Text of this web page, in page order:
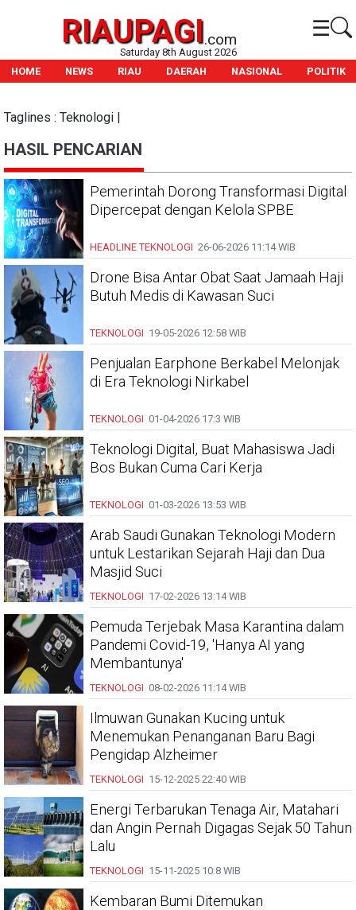
RIAUPAGI.com ☰
Saturday 8th August 2026
HOME
NEWS RIAU DAERAH NASIONAL POLITIK
Taglines : Teknologi |
HASIL PENCARIAN
Pemerintah Dorong Transformasi Digital
Dipercepat dengan Kelola SPBE
HEADLINE TEKNOLOGI 26-06-2026 11:14 WIB
Drone Bisa Antar Obat Saat Jamaah Haji
Butuh Medis di Kawasan Suci
TEKNOLOGI 19-05-2026 12:58 WIB
Penjualan Earphone Berkabel Melonjak
di Era Teknologi Nirkabel
TEKNOLOGI 01-04-2026 17:3 WIB
Teknologi Digital, Buat Mahasiswa Jadi
Bos Bukan Cuma Cari Kerja
TEKNOLOGI 01-03-2026 13:53 WIB
Arab Saudi Gunakan Teknologi Modern
untuk Lestarikan Sejarah Haji dan Dua
Masjid Suci
TEKNOLOGI 17-02-2026 13:14 WIB
Pemuda Terjebak Masa Karantina dalam
Pandemi Covid-19, 'Hanya AI yang
Membantunya'
TEKNOLOGI 08-02-2026 11:14 WIB
Ilmuwan Gunakan Kucing untuk
Menemukan Penanganan Baru Bagi
Pengidap Alzheimer
TEKNOLOGI 15-12-2025 22:40 WIB
Energi Terbarukan Tenaga Air, Matahari
dan Angin Pernah Digagas Sejak 50 Tahun
Lalu
TEKNOLOGI 15-11-2025 10:8 WIB
Kembaran Bumi Ditemukan